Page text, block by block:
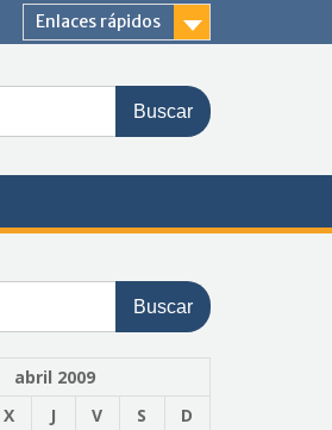
Enlaces rápidos
abril 2009
X J V S
D